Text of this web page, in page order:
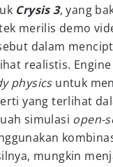
Crysis 3, yang
merilis demo
dalam
realistis.
physicsuntuk
yang terlihat
simulasi open-
mungkin